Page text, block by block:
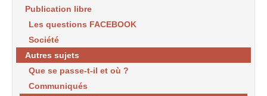
Publication libre
Les questions FACEBOOK
Société
Autres sujets
Que se passe-t-il et où ?
Communiqués